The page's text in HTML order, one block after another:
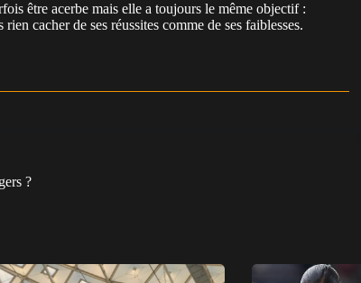
être acerbe mais elle a toujours le même objectif :
cacher de ses réussites comme de ses faiblesses.
?